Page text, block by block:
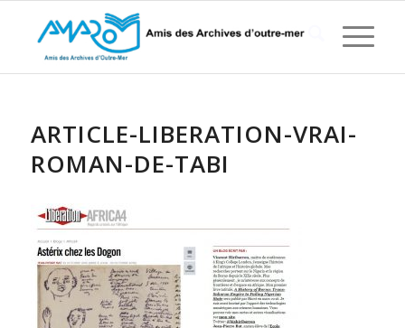
ARTICLE-LIBERATION-VRAI-
ROMAN-DE-TABI